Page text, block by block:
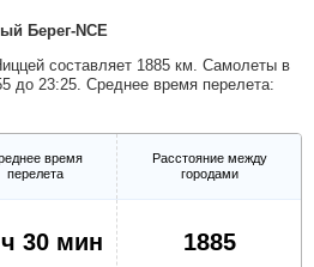
Берег-NCE
составляет 1885 км. Самолеты в
до 23:25. Среднее время перелета:
время
перелета
Расстояние между
городами
30 мин 1885